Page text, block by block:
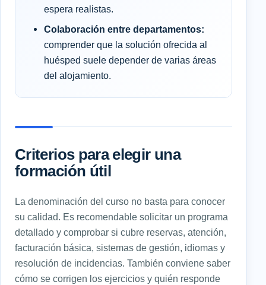
espera realistas.
Colaboración entre departamentos:
comprender que la solución ofrecida al
huésped suele depender de varias áreas
del alojamiento.
Criterios para elegir una
formación útil
La denominación del curso no basta para conocer
su calidad. Es recomendable solicitar un programa
detallado y comprobar si cubre reservas, atención,
facturación básica, sistemas de gestión, idiomas y
resolución de incidencias. También conviene saber
cómo se corrigen los ejercicios y quién responde